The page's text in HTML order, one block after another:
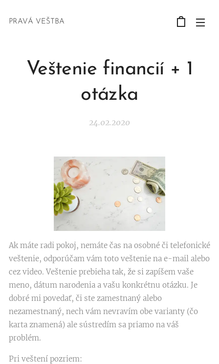
PRAVÁ VEŠTBA
Veštenie financií + 1
otázka
24.02.2020
Ak máte radi pokoj, nemáte čas na osobné či telefonické
veštenie, odporúčam vám toto veštenie na e-mail alebo
cez video. Veštenie prebieha tak, že si zapíšem vaše
meno, dátum narodenia a vašu konkrétnu otázku. Je
dobré mi povedať, či ste zamestnaný alebo
nezamestnaný, nech vám nevravím obe varianty (čo
karta znamená) ale sústredím sa priamo na váš
problém.
Pri veštení pozriem: